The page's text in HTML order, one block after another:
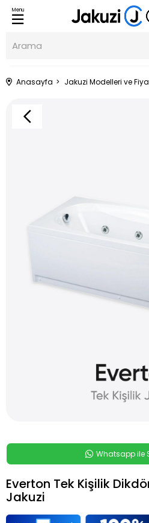
Menu
Anasayfa Jakuzi Modelleri ve
Whatsapp ile
Everton Tek Kişilik
Jakuzi